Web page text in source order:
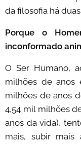
da filosofia há
Porque o
inconformado
O Ser Humano,
milhões de anos
milhões de anos
4,54 mil milhões
anos da vida),
mais, subir mais